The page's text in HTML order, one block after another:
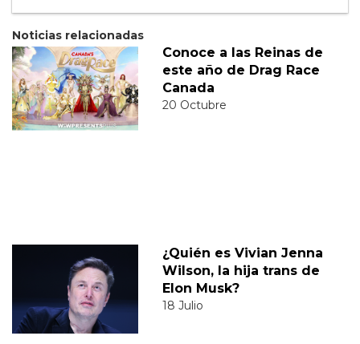
Noticias relacionadas
Conoce a las Reinas de
este año de Drag Race
Canada
20 Octubre
¿Quién es Vivian Jenna
Wilson, la hija trans de
Elon Musk?
18 Julio